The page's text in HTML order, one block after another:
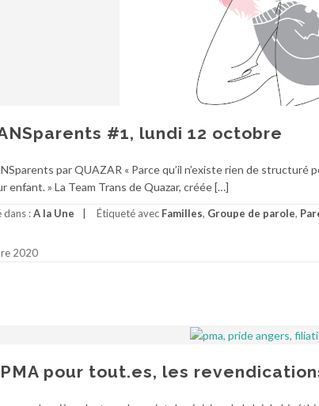
#1, lundi 12 octobre
par QUAZAR « Parce qu’il n’existe rien de structuré
enfant. » La Team Trans de Quazar, créée […]
dans :A la Une Étiqueté avec Familles, Groupe de parole,
2020
pour tout.es, les